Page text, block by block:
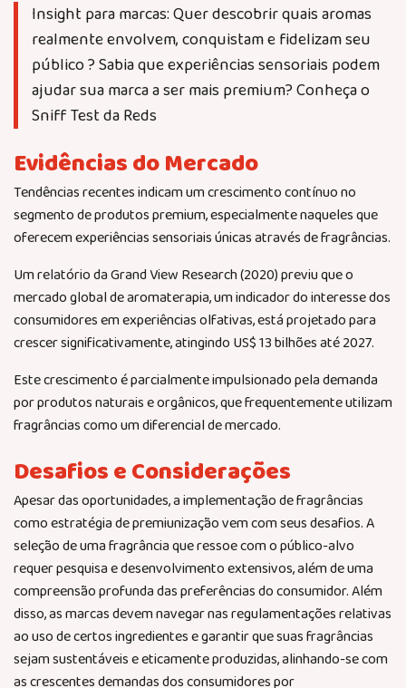
Insight para marcas: Quer descobrir quais aromas
realmente envolvem, conquistam e fidelizam seu
público ? Sabia que experiências sensoriais podem
ajudar sua marca a ser mais premium? Conheça o
Sniff Test da Reds
Evidências do Mercado
Tendências recentes indicam um crescimento contínuo no
segmento de produtos premium, especialmente naqueles que
oferecem experiências sensoriais únicas através de fragrâncias.
Um relatório da Grand View Research (2020) previu que o
mercado global de aromaterapia, um indicador do interesse dos
consumidores em experiências olfativas, está projetado para
crescer significativamente, atingindo US$ 13 bilhões até 2027.
Este crescimento é parcialmente impulsionado pela demanda
por produtos naturais e orgânicos, que frequentemente utilizam
fragrâncias como um diferencial de mercado.
Desafios e Considerações
Apesar das oportunidades, a implementação de fragrâncias
como estratégia de premiunização vem com seus desafios. A
seleção de uma fragrância que ressoe com o público-alvo
requer pesquisa e desenvolvimento extensivos, além de uma
compreensão profunda das preferências do consumidor. Além
disso, as marcas devem navegar nas regulamentações relativas
ao uso de certos ingredientes e garantir que suas fragrâncias
sejam sustentáveis e eticamente produzidas, alinhando-se com
as crescentes demandas dos consumidores por